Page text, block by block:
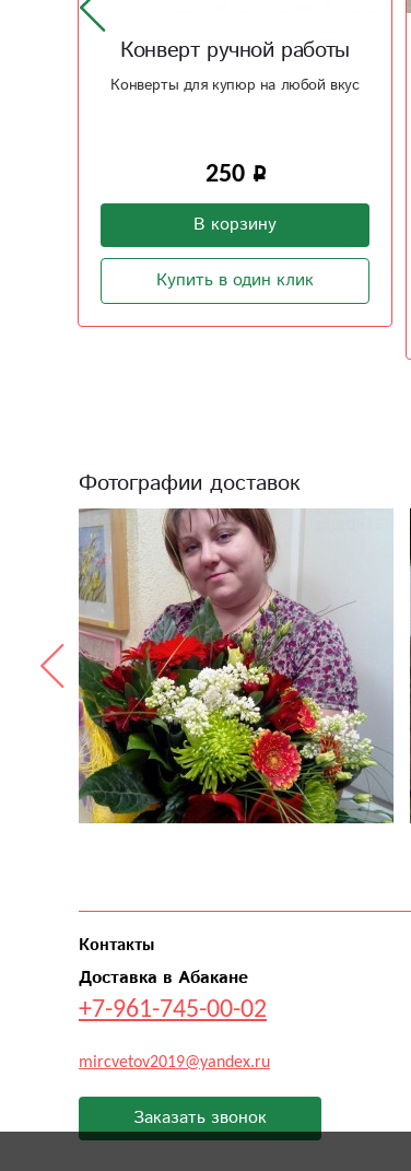
Ваза Зеленая жемчужина
2
2 000
В корзину
Фотографии доставок
Контакты
Доставка в Абакане
+7-961-745-00-02
mircvetov2019@yandex.ru
Заказать звонок